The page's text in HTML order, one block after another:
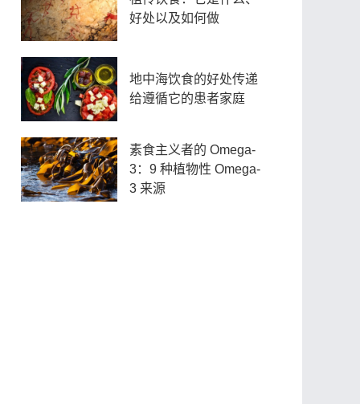
好处以及如何做
地中海饮食的好处传递
给遵循它的患者家庭
素食主义者的 Omega-
3：9 种植物性 Omega-
3 来源